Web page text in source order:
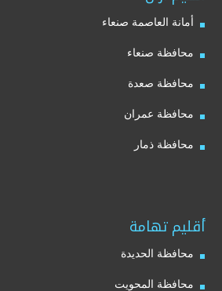
أمانة العاصمة صنعاء
محافظة صنعاء
محافظة صعدة
محافظة عمران
محافظة ذمار
أقليم تهامة
محافظة الحديدة
محافظة المحويت